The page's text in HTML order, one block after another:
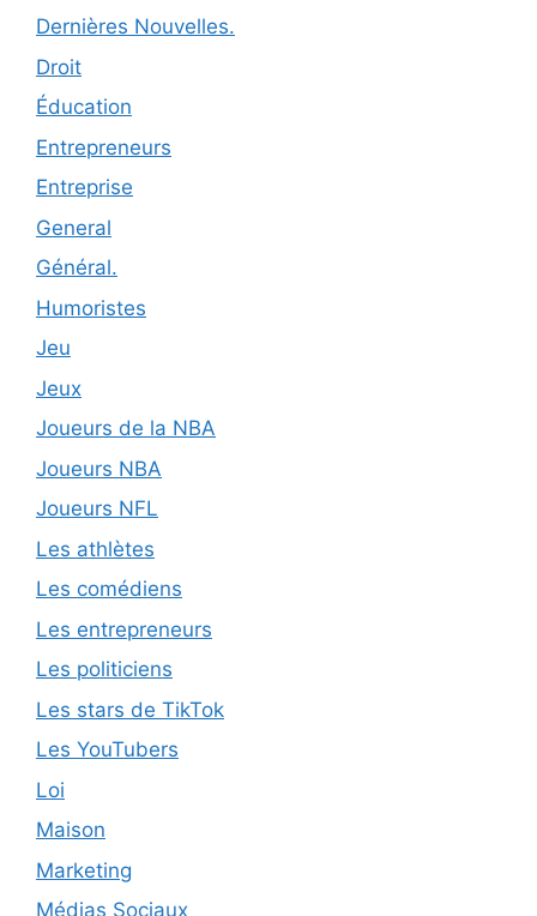
Dernières Nouvelles.
Droit
Éducation
Entrepreneurs
Entreprise
General
Général.
Humoristes
Jeu
Jeux
Joueurs de la NBA
Joueurs NBA
Joueurs NFL
Les athlètes
Les comédiens
Les entrepreneurs
Les politiciens
Les stars de TikTok
Les YouTubers
Loi
Maison
Marketing
Médias Sociaux